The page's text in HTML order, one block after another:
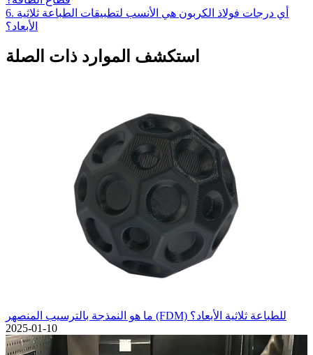
6. أي درجات فولاذ الكربون هي الأنسب لتطبيقات الطباعة ثلاثية
الأبعاد؟
استكشف الموارد ذات الصلة
ما هو النمذجة بالترسيب المنصهر (FDM) للطباعة ثلاثية الأبعاد؟
2025-01-10